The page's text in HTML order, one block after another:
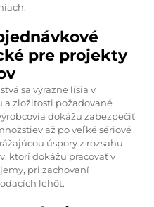
pre projekty
sa výrazne líšia v
a zložitosti požadované
dokážu zabezpečiť
až po veľké sériové
úspory z rozsahu
ktorí dokážu pracovať v
pri zachovaní
lehôt.